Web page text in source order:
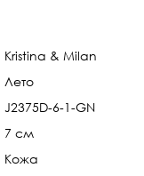
Kristina & Milan
Лето
J2375D-6-1-GN
7 см
Кожа